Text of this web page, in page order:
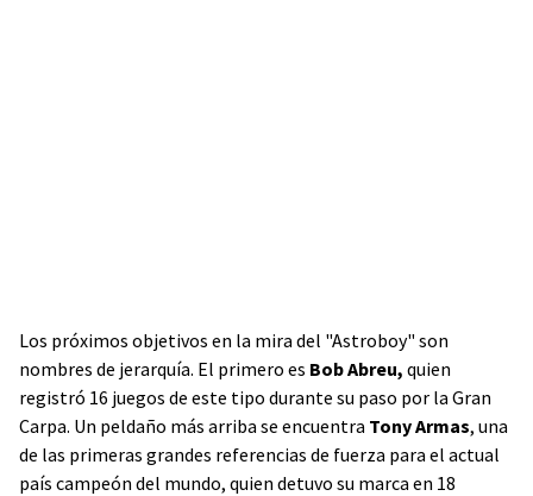
Los próximos objetivos en la mira del "Astroboy" son
nombres de jerarquía. El primero es Bob Abreu, quien
registró 16 juegos de este tipo durante su paso por la Gran
Carpa. Un peldaño más arriba se encuentra Tony Armas, una
de las primeras grandes referencias de fuerza para el actual
país campeón del mundo, quien detuvo su marca en 18